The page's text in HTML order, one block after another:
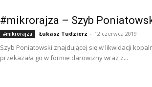
#mikrorajza – Szyb
#mikrorajza Łukasz Tudzierz - 12 czerwca 2019
Szyb Poniatowski znajdującej się w likwidacji
przekazała go w formie darowizny wraz z...